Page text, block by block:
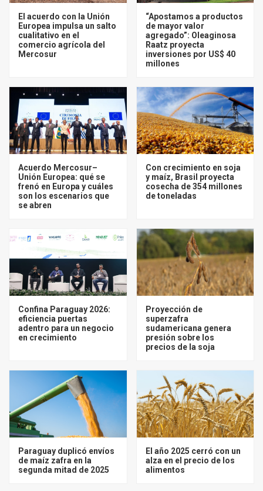
El acuerdo con la Unión
Europea impulsa un salto
cualitativo en el
comercio agrícola del
Mercosur
“Apostamos a productos
de mayor valor
agregado”: Oleaginosa
Raatz proyecta
inversiones por US$ 40
millones
Acuerdo Mercosur–
Unión Europea: qué se
frenó en Europa y cuáles
son los escenarios que
se abren
Con crecimiento en soja
y maíz, Brasil proyecta
cosecha de 354 millones
de toneladas
Confina Paraguay 2026:
eficiencia puertas
adentro para un negocio
en crecimiento
Proyección de
superzafra
sudamericana genera
presión sobre los
precios de la soja
Paraguay duplicó envíos
de maíz zafra en la
segunda mitad de 2025
El año 2025 cerró con un
alza en el precio de los
alimentos